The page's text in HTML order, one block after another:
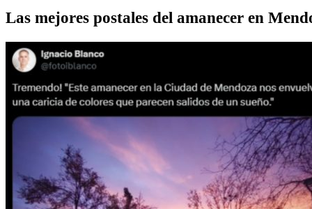
Las mejores postales del amanecer en